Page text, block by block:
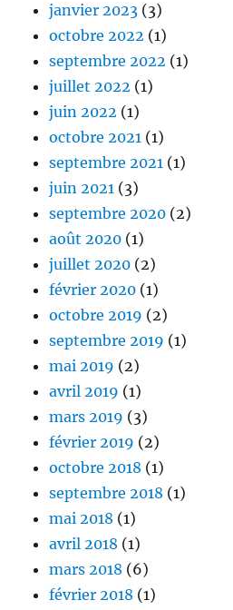
janvier 2023 (3)
octobre 2022 (1)
septembre 2022 (1)
juillet 2022 (1)
juin 2022 (1)
octobre 2021 (1)
septembre 2021 (1)
juin 2021 (3)
septembre 2020 (2)
août 2020 (1)
juillet 2020 (2)
février 2020 (1)
octobre 2019 (2)
septembre 2019 (1)
mai 2019 (2)
avril 2019 (1)
mars 2019 (3)
février 2019 (2)
octobre 2018 (1)
septembre 2018 (1)
mai 2018 (1)
avril 2018 (1)
mars 2018 (6)
février 2018 (1)